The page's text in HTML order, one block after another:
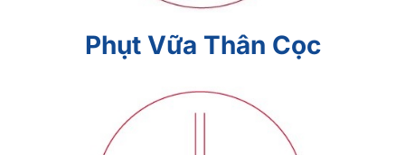
Phụt Vữa Thân Cọc